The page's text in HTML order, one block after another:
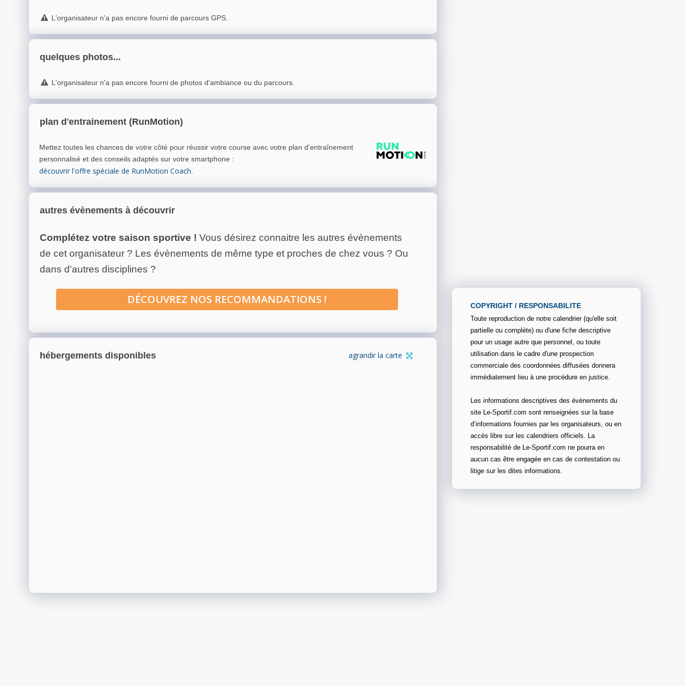
L'organisateur n'a pas encore fourni de parcours GPS.
quelques photos...
L'organisateur n'a pas encore fourni de photos d'ambiance ou du parcours.
plan d'entrainement (RunMotion)
Mettez toutes les chances de votre côté pour réussir votre course avec votre plan d'entraînement
personnalisé et des conseils adaptés sur votre smartphone :
découvrir l'offre spéciale de RunMotion Coach
autres évènements à découvrir
Complétez votre saison sportive ! Vous désirez connaitre les autres évènements
de cet organisateur ? Les évènements de même type et proches de chez vous ? Ou
dans d'autres disciplines ?
DÉCOUVREZ NOS RECOMMANDATIONS !
hébergements disponibles agrandir la carte
COPYRIGHT / RESPONSABILITE
Toute reproduction de notre calendrier (qu'elle soit
partielle ou complète) ou d'une fiche descriptive
pour un usage autre que personnel, ou toute
utilisation dans le cadre d'une prospection
commerciale des coordonnées diffusées donnera
immédiatement lieu à une procédure en justice.
Les informations descriptives des évènements du
site Le-Sportif.com sont renseignées sur la base
d’informations fournies par les organisateurs, ou en
accès libre sur les calendriers officiels. La
responsabilité de Le-Sportif.com ne pourra en
aucun cas être engagée en cas de contestation ou
litige sur les dites informations.